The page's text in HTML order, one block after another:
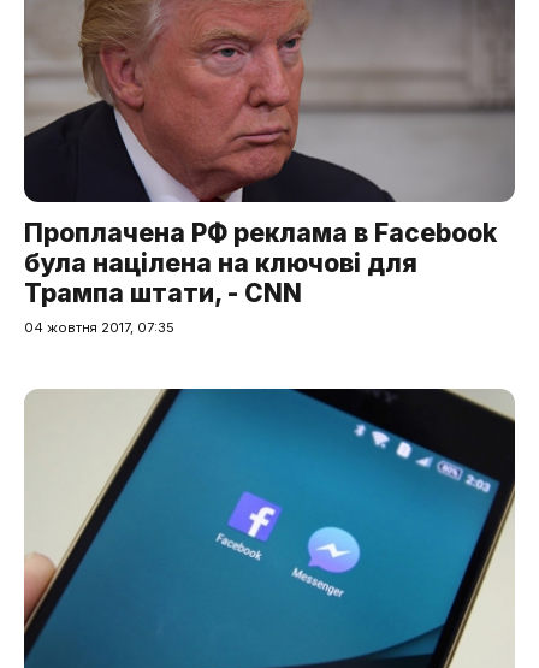
Проплачена РФ реклама в Facebook
була націлена на ключові для
Трампа штати, - CNN
04 жовтня 2017, 07:35